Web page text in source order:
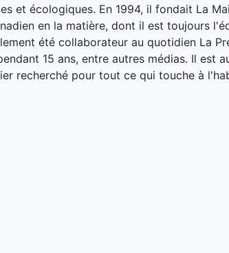
et écologiques. En 1994, il fondait La
en la matière, dont il est toujours
été collaborateur au quotidien La
15 ans, entre autres médias. Il est
recherché pour tout ce qui touche à